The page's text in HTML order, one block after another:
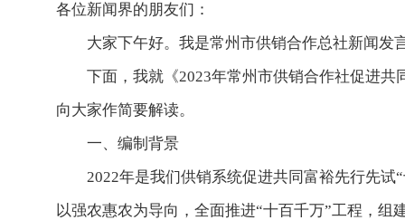
各位新闻界的朋友们：
大家下午好。我是常州市供销合作总社新闻发
下面，我就《2023年常州市供销合作社促进
向大家作简要解读。
一、编制背景
2022年是我们供销系统促进共同富裕先行先
以强农惠农为导向，全面推进“十百千万”工程，